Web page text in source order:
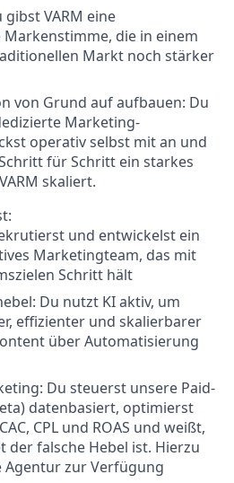
VARM eine
die in einem
Markt noch stärker
von Grund auf aufbauen: Du
Marketing-
operativ selbst mit an und
für Schritt ein starkes
skaliert.
und entwickelst ein
Marketingteam, das mit
Schritt hält
Du nutzt KI aktiv, um
effizienter und skalierbarer
über Automatisierung
Du steuerst unsere Paid-
datenbasiert, optimierst
CPL und ROAS und weißt,
der falsche Hebel ist. Hierzu
Agentur zur Verfügung